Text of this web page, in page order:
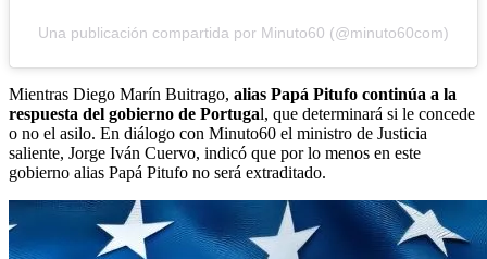
Una publicación compartida por Minuto60 (@minuto60com)
Mientras Diego Marín Buitrago, alias Papá Pitufo continúa a la
respuesta del gobierno de Portugal, que determinará si le concede
o no el asilo. En diálogo con Minuto60 el ministro de Justicia
saliente, Jorge Iván Cuervo, indicó que por lo menos en este
gobierno alias Papá Pitufo no será extraditado.